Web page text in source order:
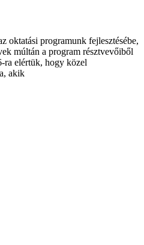
oktatási programunk fejlesztésébe,
múltán a program résztvevőiből
ra elértük, hogy közel
akik